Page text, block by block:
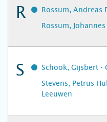
R
Rossum, Andreas
Rossum,
S
Schook, Gijsbert -
Stevens, Petrus
Leeuwen